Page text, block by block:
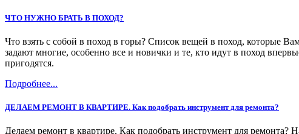
ЧТО НУЖНО БРАТЬ В ПОХОД?
Что взять с собой в поход в горы? Список вещей в поход, которые
задают многие, особенно все и новички и те, кто идут в поход
пригодятся.
Подробнее...
ДЕЛАЕМ РЕМОНТ В КВАРТИРЕ. Как подобрать инструмент для ремонта?
Делаем ремонт в квартире. Как подобрать инструмент для